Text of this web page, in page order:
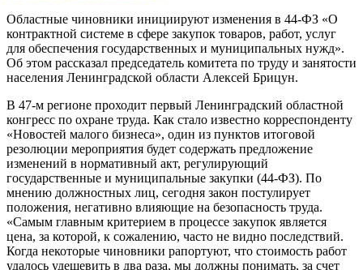
Областные чиновники инициируют изменения в 44-ФЗ «О
контрактной системе в сфере закупок товаров, работ, услуг
для обеспечения государственных и муниципальных нужд».
Об этом рассказал председатель комитета по труду и занятости
населения Ленинградской области Алексей Брицун.
В 47-м регионе проходит первый Ленинградский областной
конгресс по охране труда. Как стало известно корреспонденту
«Новостей малого бизнеса», один из пунктов итоговой
резолюции мероприятия будет содержать предложение
изменений в нормативный акт, регулирующий
государственные и муниципальные закупки (44-ФЗ). По
мнению должностных лиц, сегодня закон постулирует
положения, негативно влияющие на безопасность труда.
«Самым главным критерием в процессе закупок является
цена, за которой, к сожалению, часто не видно последствий.
Когда некоторые чиновники рапортуют, что стоимость работ
удалось удешевить в два раза, мы должны понимать, за счет